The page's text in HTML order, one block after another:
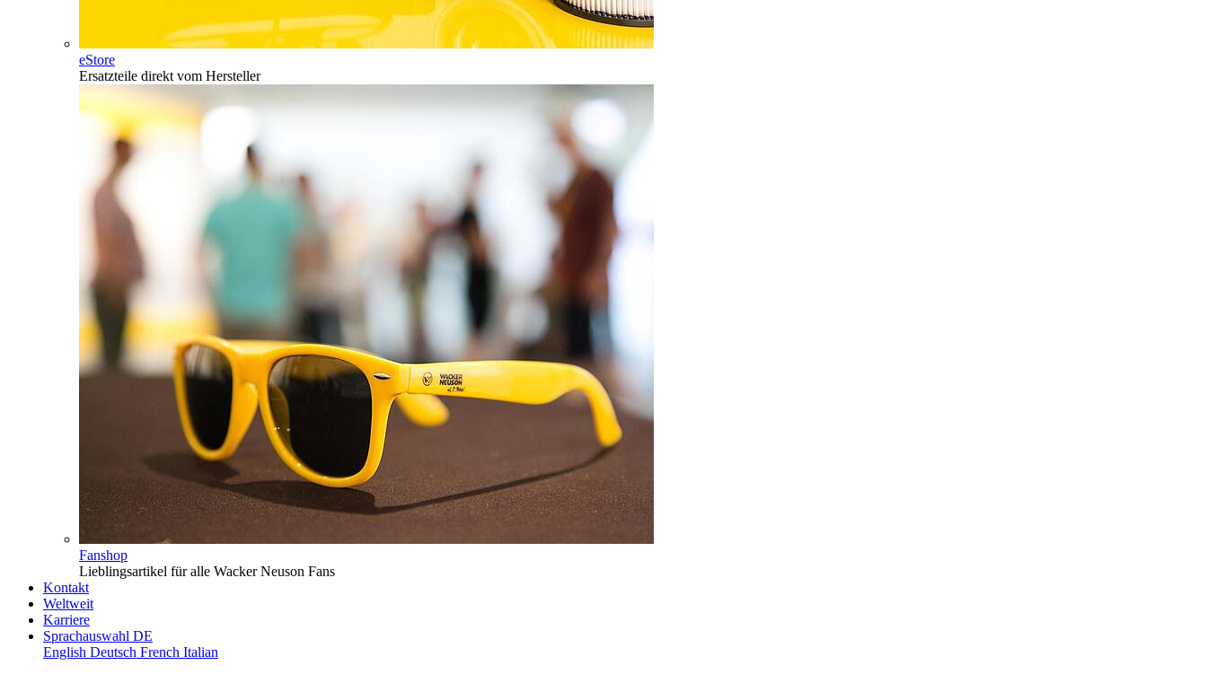
eStore
Ersatzteile direkt vom Hersteller
Fanshop
Lieblingsartikel für alle Wacker Neuson Fans
Kontakt
Weltweit
Karriere
Sprachauswahl DE
English Deutsch French Italian